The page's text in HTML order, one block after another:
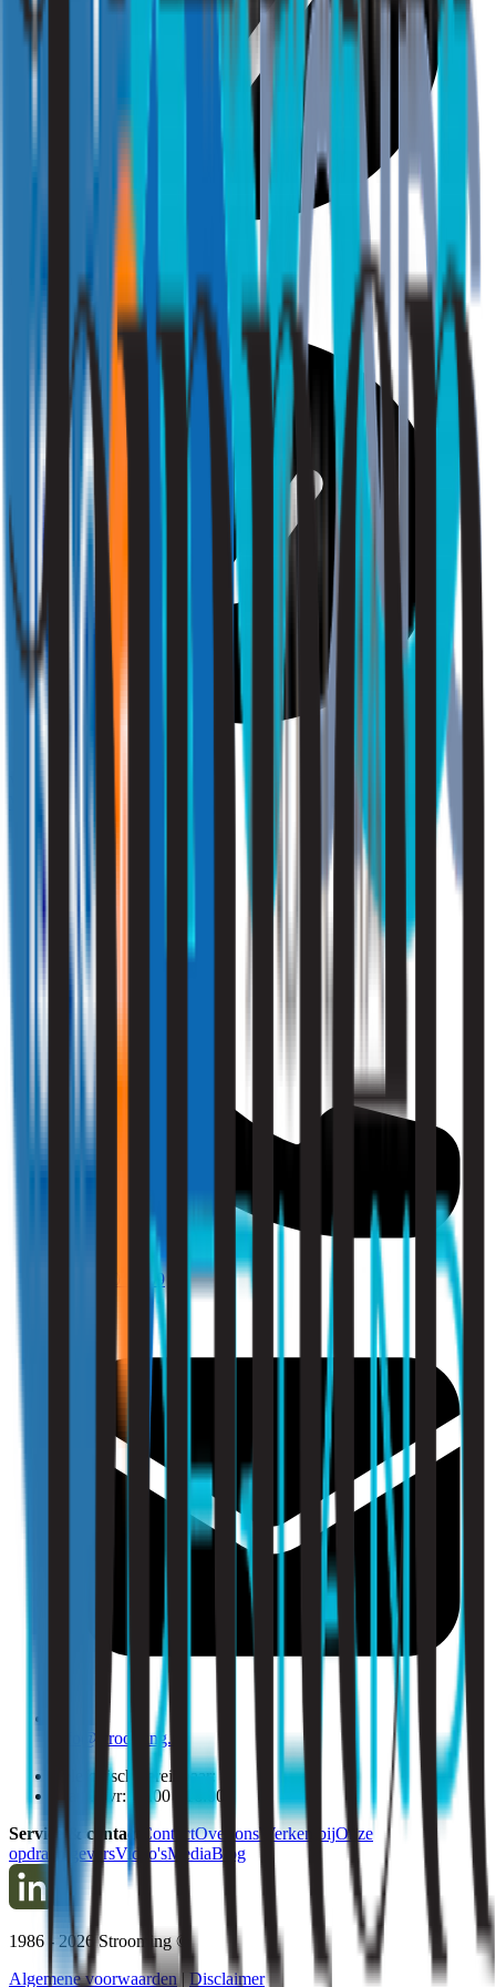
Professioneel
Vriendelijk
Vraag een offerte aan
010 - 220 34 99
info@strooming.nl
Telefonisch bereikbaar:
Ma t/m vr: 09:00 - 16:00
Service & contact
ContactOver onsWerken bijOnze
opdrachtgeversVideo'sMediaBlog
1986 - 2026 Strooming ©
Algemene voorwaarden | Disclaimer